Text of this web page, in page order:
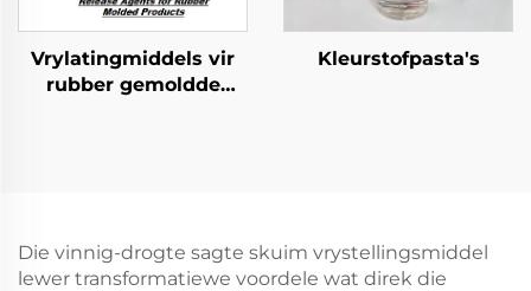
Vrylatingmiddels vir
rubber gemoldde
Kleurstofpasta's
Die vinnig-drogte sagte skuim vrystellingsmiddel
lewer transformatiewe voordele wat direk die